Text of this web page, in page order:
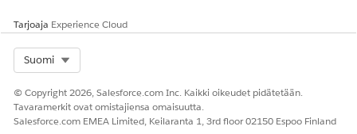
Tarjoaja Experience Cloud
Suomi
© Copyright 2026, Salesforce.com Inc. Kaikki oikeudet pidätetään.
Tavaramerkit ovat omistajiensa omaisuutta.
Salesforce.com EMEA Limited, Keilaranta 1, 3rd floor 02150 Espoo Finland